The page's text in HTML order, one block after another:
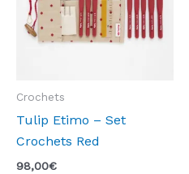
Crochets
Tulip Etimo – Set
Crochets Red
98,00€